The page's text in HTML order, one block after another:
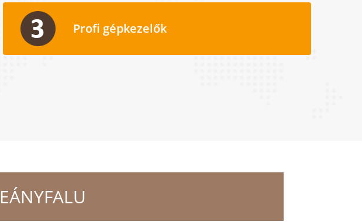
Profi gépkezelők